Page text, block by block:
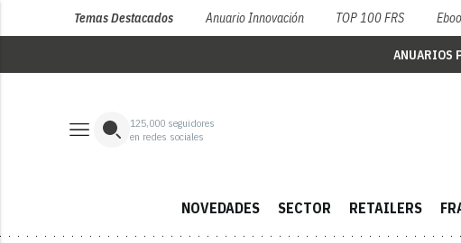
Temas Destacados Anuario Innovación TOP 100 FRS
ANUARIOS
125,000 seguidores
en redes sociales
NOVEDADES SECTOR RETAILERS